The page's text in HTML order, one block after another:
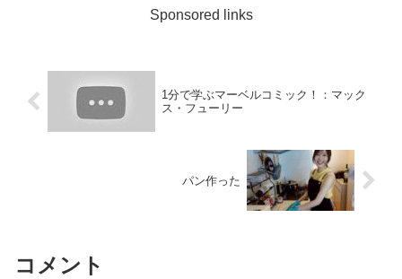
Sponsored links
1分で学ぶマーベルコミック！：マック
ス・フューリー
パン作った
コメント